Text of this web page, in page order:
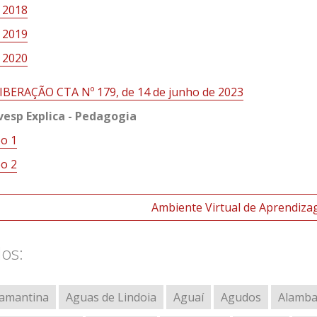
2018
2019
2020
CTA Nº 179, de 14 de junho de 2023
Explica - Pedagogia
1
2
Ambiente Virtual de
Aguas de Lindoia Aguaí Agudos